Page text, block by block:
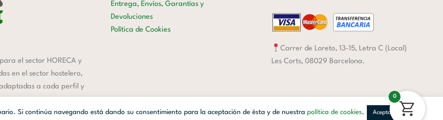
el sector HORECA y
en el sector hostelero,
a cada perfil y
Entrega, Envíos, Garantías y
Devoluciones
Política de Cookies
Carrer de Loreto, 13-15, Letra C (Local)
Les Corts, 08029 Barcelona.
Si continúa navegando está dando su consentimiento para la aceptación de ésta y de nuestra política de cookies. Aceptar
0